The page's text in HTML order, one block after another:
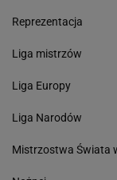
Reprezentacja
Liga mistrzów
Liga Europy
Liga Narodów
Mistrzostwa Świata